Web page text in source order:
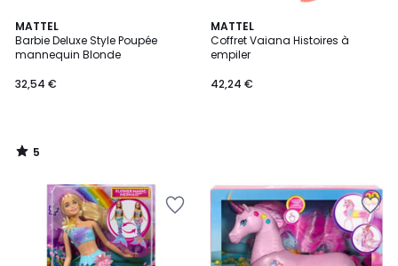
MATTEL
Barbie Deluxe Style Poupée
mannequin Blonde
32,54 €
5
/
5
5
/
MATTEL
Coffret Vaiana Histoires à
empiler
42,24 €